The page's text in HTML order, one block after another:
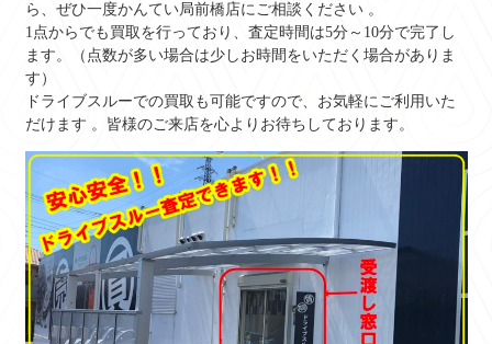
ら、ぜひ一度かんてい局前橋店にご相談ください 。
1点からでも買取を行っており、査定時間は5分～10分で完了し
ます。（点数が多い場合は少しお時間をいただく場合がありま
す）
ドライブスルーでの買取も可能ですので、お気軽にご利用いた
だけます 。皆様のご来店を心よりお待ちしております。